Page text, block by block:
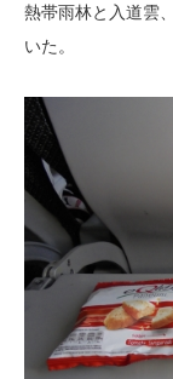
熱帯雨林と入道雲
いた。